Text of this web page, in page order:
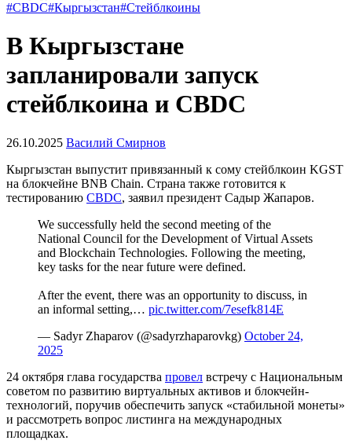
#CBDC#Кыргызстан#Стейблкоины
В Кыргызстане
запланировали запуск
стейблкоина и CBDC
26.10.2025 Василий Смирнов
Кыргызстан выпустит привязанный к сому стейблкоин KGST
на блокчейне BNB Chain. Страна также готовится к
тестированию CBDC, заявил президент Садыр Жапаров.
We successfully held the second meeting of the
National Council for the Development of Virtual Assets
and Blockchain Technologies. Following the meeting,
key tasks for the near future were defined.
After the event, there was an opportunity to discuss, in
an informal setting,… pic.twitter.com/7esefk814E
— Sadyr Zhaparov (@sadyrzhaparovkg) October 24,
2025
24 октября глава государства провел встречу с Национальным
советом по развитию виртуальных активов и блокчейн-
технологий, поручив обеспечить запуск «стабильной монеты»
и рассмотреть вопрос листинга на международных
площадках.